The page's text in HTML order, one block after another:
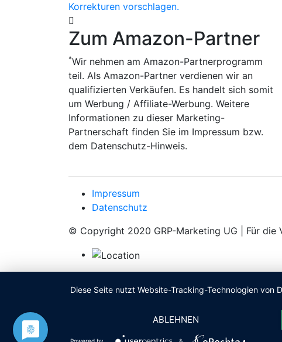
Korrekturen vorschlagen.
Zum Amazon-Partner
*Wir nehmen am Amazon-Partnerprogramm
teil. Als Amazon-Partner verdienen wir an
qualifizierten Verkäufen. Es handelt sich somit
um Werbung / Affiliate-Werbung. Weitere
Informationen zu dieser Marketing-
Partnerschaft finden Sie im Impressum bzw.
dem Datenschutz-Hinweis.
Impressum
Datenschutz
© Copyright 2020 GRP-Marketing UG | Für die
Diese Seite nutzt Website-Tracking-Technologien
ABLEHNEN